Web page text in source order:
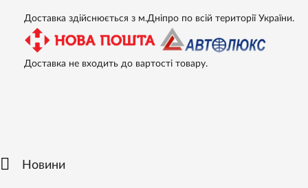
Доставка здійснюється з м.Дніпро по всій території України.
Доставка не входить до вартості товару.
Новини